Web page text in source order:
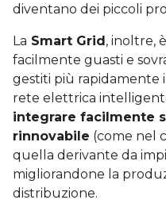
diventano dei piccoli
La Smart Grid, inoltre,
facilmente guasti e
gestiti più rapidamente
rete elettrica
integrare facilmente
rinnovabile (come nel
quella derivante da
migliorandone la
distribuzione.